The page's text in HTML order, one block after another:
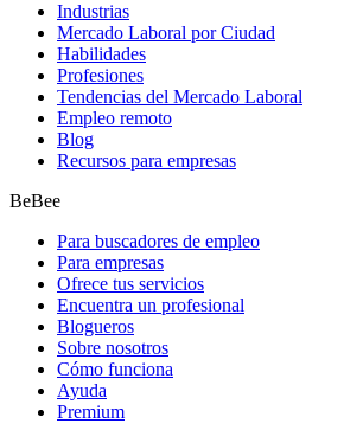
Industrias
Mercado Laboral por Ciudad
Habilidades
Profesiones
Tendencias del Mercado Laboral
Empleo remoto
Blog
Recursos para empresas
BeBee
Para buscadores de empleo
Para empresas
Ofrece tus servicios
Encuentra un profesional
Blogueros
Sobre nosotros
Cómo funciona
Ayuda
Premium